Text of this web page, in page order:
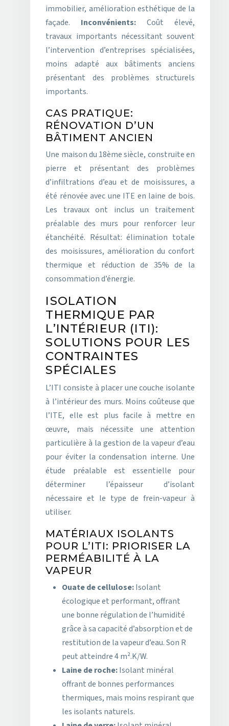
immobilier, amélioration esthétique de la
façade. Inconvénients:Coût élevé,
travaux importants nécessitant souvent
l’intervention d’entreprises spécialisées,
moins adapté aux bâtiments anciens
présentant des problèmes structurels
importants.
CAS PRATIQUE:
RÉNOVATION D’UN
BÂTIMENT ANCIEN
Une maison du 18ème siècle, construite en
pierre et présentant des problèmes
d’infiltrations d’eau et de moisissures, a
été rénovée avec une ITE en laine de bois.
Les travaux ont inclus un traitement
préalable des murs pour renforcer leur
étanchéité. Résultat: élimination totale
des moisissures, amélioration du confort
thermique et réduction de 35% de la
consommation d’énergie.
ISOLATION
THERMIQUE PAR
L’INTÉRIEUR (ITI):
SOLUTIONS POUR LES
CONTRAINTES
SPÉCIALES
L’ITI consiste à placer une couche isolante
à l’intérieur des murs. Moins coûteuse que
l’ITE, elle est plus facile à mettre en
œuvre, mais nécessite une attention
particulière à la gestion de la vapeur d’eau
pour éviter la condensation interne. Une
étude préalable est essentielle pour
déterminer l’épaisseur d’isolant
nécessaire et le type de frein-vapeur à
utiliser.
MATÉRIAUX ISOLANTS
POUR L’ITI: PRIORISER LA
PERMÉABILITÉ À LA
VAPEUR
Ouate de cellulose:Isolant
écologique et performant, offrant
une bonne régulation de l’humidité
grâce à sa capacité d’absorption et de
restitution de la vapeur d’eau. Son R
peut atteindre 4 m².K/W.
Laine de roche:Isolant minéral
offrant de bonnes performances
thermiques, mais moins respirant que
les isolants naturels.